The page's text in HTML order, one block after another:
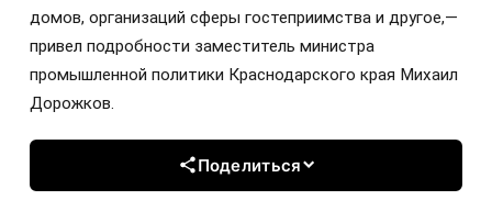
домов, организаций сферы гостеприимства и другое,—
привел подробности заместитель министра
промышленной политики Краснодарского края Михаил
Дорожков.
Поделиться